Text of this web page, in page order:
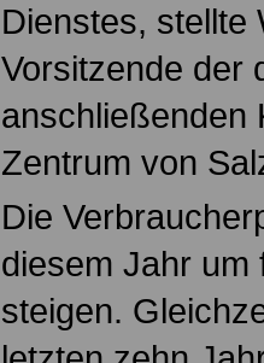
Dienstes, stellte
Vorsitzende der
anschließenden
Zentrum von
Die
diesem Jahr um
steigen.